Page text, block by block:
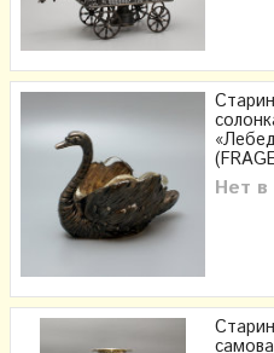
Нет в